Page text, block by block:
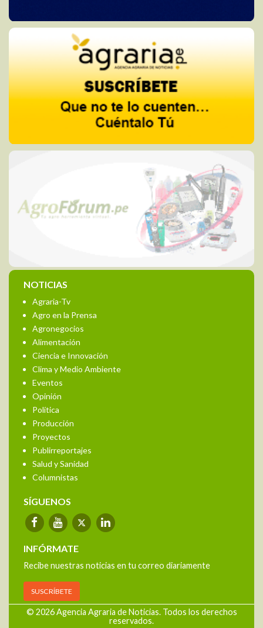
NOTICIAS
Agraria-Tv
Agro en la Prensa
Agronegocios
Alimentación
Ciencia e Innovación
Clima y Medio Ambiente
Eventos
Opinión
Política
Producción
Proyectos
Publirreportajes
Salud y Sanidad
Columnistas
SÍGUENOS
INFÓRMATE
Recibe nuestras noticias en tu correo diariamente
SUSCRÍBETE
© 2026 Agencia Agraria de Noticias. Todos los derechos
reservados.